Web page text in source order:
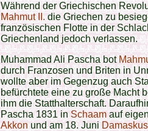
Während der Griechischen
Mahmut II.die Griechen zu
französischen Flotte in der
Griechenland jedoch verlassen.
Muhammad Ali Pascha bot
durch Franzosen und Briten in
wollte aber im Gegenzug auch
befürchtete eine zu große Macht
ihm die Statthalterschaft.
Pascha 1831 inSchaamauf
Akkonund am 18. JuniDamaskus